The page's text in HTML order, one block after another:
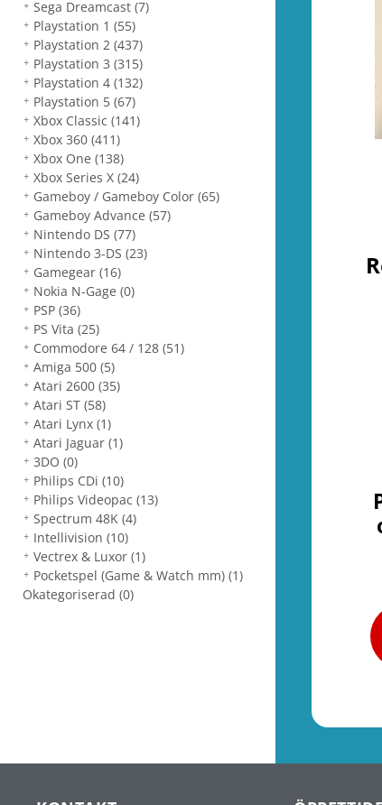
Sega Dreamcast(7)
Playstation 1(55)
Playstation 2(437)
Playstation 3(315)
Playstation 4(132)
Playstation 5(67)
Xbox Classic(141)
Xbox 360(411)
Xbox One(138)
Xbox Series X(24)
Gameboy / Gameboy Color(65)
Gameboy Advance(57)
Nintendo DS(77)
Nintendo 3-DS(23)
Gamegear(16)
Nokia N-Gage(0)
PSP(36)
PS Vita(25)
Commodore 64 / 128(51)
Amiga 500(5)
Atari 2600(35)
Atari ST(58)
Atari Lynx(1)
Atari Jaguar(1)
3DO(0)
Philips CDi(10)
Philips Videopac(13)
Spectrum 48K(4)
Intellivision(10)
Vectrex & Luxor(1)
Pocketspel (Game & Watch mm)(1)
Okategoriserad (0)